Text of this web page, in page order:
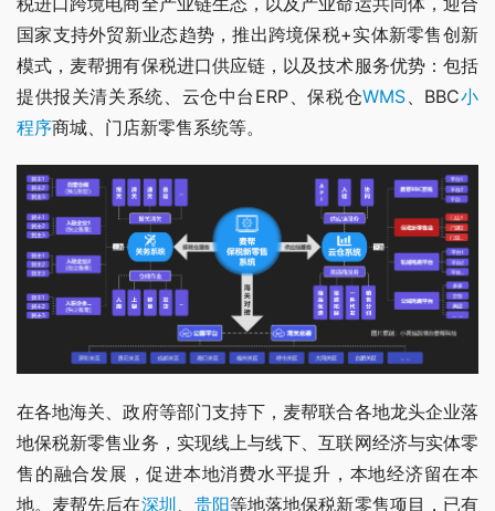
国家支持外贸新业态趋势，推出跨境保税+实体新零售创新
模式，麦帮拥有保税进口供应链，以及技术服务优势：包括
提供报关清关系统、云仓中台ERP、保税仓WMS 、BBC小
程序商城、门店新零售系统等。
在各地海关、政府等部门支持下，麦帮联合各地龙头企业落
地保税新零售业务，实现线上与线下、互联网经济与实体零
售的融合发展，促进本地消费水平提升，本地经济留在本
地。麦帮先后在深圳 、 贵阳等地落地保税新零售项目，已有